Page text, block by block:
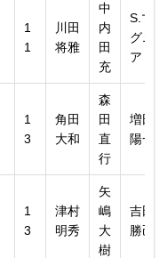
1
1
川田
将雅
中
内
田
充
S.マ
グニ
ア
1
3
角田
大和
森
田
直
行
増田
陽一
1
3
津村
明秀
矢
嶋
大
樹
吉田
勝己